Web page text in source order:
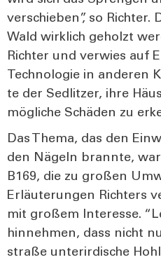
ver­schie­ben”, so Rich­ter.
Wald wirk­lich geholzt
Rich­ter und ver­wies auf
Tech­no­lo­gie in ande­ren
te der Sedlit­zer, ihre
mög­li­che Schä­den zu
Das The­ma, das den
den Nägeln brann­te,
B169, die zu gro­ßen
Erläu­te­run­gen Rich­ters
mit gro­ßem Inter­es­se.
hin­neh­men, dass nicht
stra­ße unter­ir­di­sche